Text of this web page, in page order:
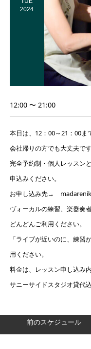
2024
12:00 〜 21:00
本日は、12：00～21：00ま
会社帰りの方でも大丈夫です
完全予約制・個人レッスン
申込みください。
お申し込み先→
ヴォーカルの練習、楽器奏
どんどんご利用ください。
「ライブが近いのに、練習
用ください。
料金は、レッスン申し込み
サニーサイドスタジオ貸代
前のスケジュール